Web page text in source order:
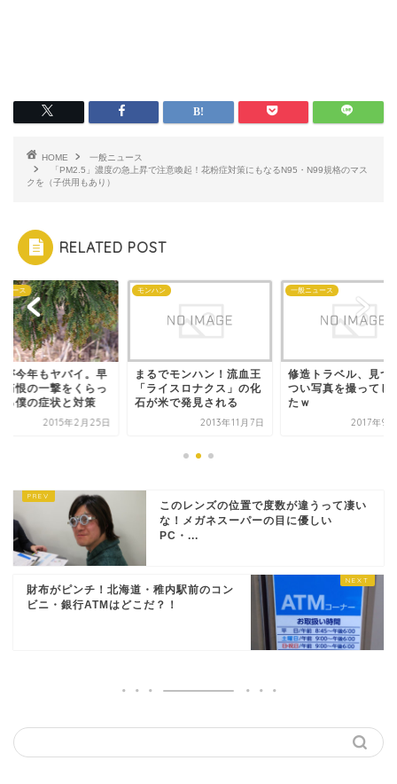
HOME
一般ニュース
「PM2.5」濃度の急上昇で注意喚起！花粉症対策にもなるN95・N99規格のマス
クを（子供用もあり）
RELATED POST
ュース
が今年もヤバイ。早
痛恨の一撃をくらっ
る僕の症状と対策
2015年2月25日
モンハン
まるでモンハン！流血王
「ライスロナクス」の化
石が米で発見される
2013年11月7日
一般ニュース
修造トラベル、見つ
つい写真を撮ってし
たｗ
2017年9
このレンズの位置で度数が違うって凄い
な！メガネスーパーの目に優しい
PC・...
財布がピンチ！北海道・稚内駅前のコン
ビニ・銀行ATMはどこだ？！